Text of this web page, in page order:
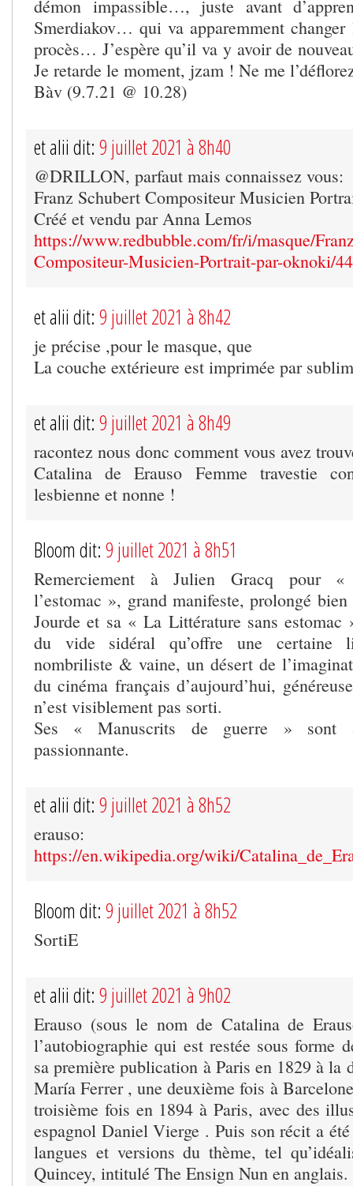
démon impassible…, juste avant
Smerdiakov… qui va apparemment
procès… J’espère qu’il va y avoir de
Je retarde le moment, jzam ! Ne me
Bàv (9.7.21 @ 10.28)
et alii dit: 9 juillet 2021 à 8h40
@DRILLON, parfaut mais connaissez vous:
Franz Schubert Compositeur Musicien
Créé et vendu par Anna Lemos
https://www.redbubble.com/fr/i/masque/
Compositeur-Musicien-Portrait-par-oknoki/
et alii dit: 9 juillet 2021 à 8h42
je précise ,pour le masque, que
La couche extérieure est imprimée par
et alii dit: 9 juillet 2021 à 8h49
racontez nous donc comment vous avez
Catalina de Erauso Femme travestie
lesbienne et nonne !
Bloom dit: 9 juillet 2021 à 8h51
Remerciement à Julien Gracq pour
l’estomac », grand manifeste, prolongé
Jourde et sa « La Littérature sans estomac
du vide sidéral qu’offre une certaine
nombriliste & vaine, un désert de
du cinéma français d’aujourd’hui,
n’est visiblement pas sorti.
Ses « Manuscrits de guerre » sont
passionnante.
et alii dit: 9 juillet 2021 à 8h52
erauso:
https://en.wikipedia.org/wiki/
Bloom dit: 9 juillet 2021 à 8h52
SortiE
et alii dit: 9 juillet 2021 à 9h02
Erauso (sous le nom de Catalina de
l’autobiographie qui est restée sous forme
sa première publication à Paris en 1829 à la
María Ferrer , une deuxième fois à
troisième fois en 1894 à Paris, avec des
espagnol Daniel Vierge . Puis son récit a
langues et versions du thème, tel
Quincey, intitulé The Ensign Nun en